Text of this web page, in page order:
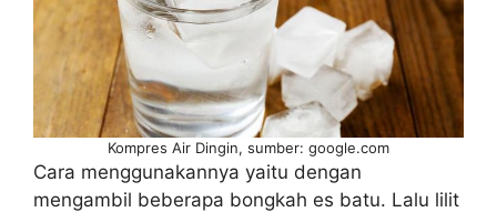
Kompres Air Dingin, sumber: google.com
Cara menggunakannya yaitu dengan
mengambil beberapa bongkah es batu. Lalu lilit